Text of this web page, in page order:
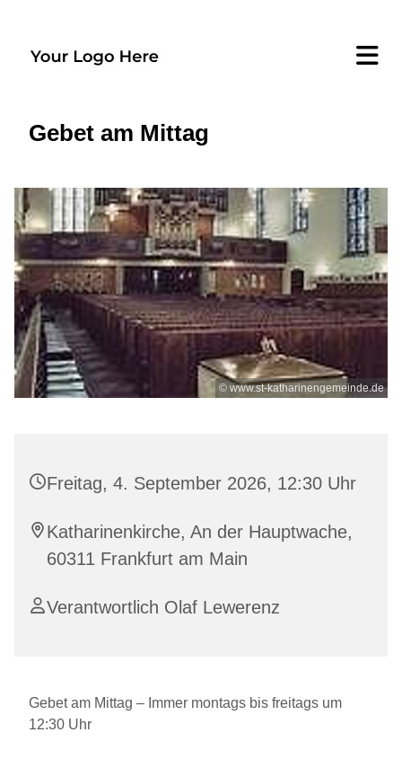
Gebet am Mittag
© www.st-katharinengemeinde.de
Freitag, 4. September 2026, 12:30 Uhr
Katharinenkirche, An der Hauptwache,
60311 Frankfurt am Main
Verantwortlich Olaf Lewerenz
Gebet am Mittag – Immer montags bis freitags um
12:30 Uhr